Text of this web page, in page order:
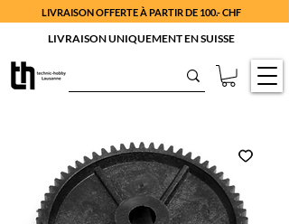
LIVRAISON OFFERTE À PARTIR DE 100.- CHF
LIVRAISON UNIQUEMENT EN SUISSE